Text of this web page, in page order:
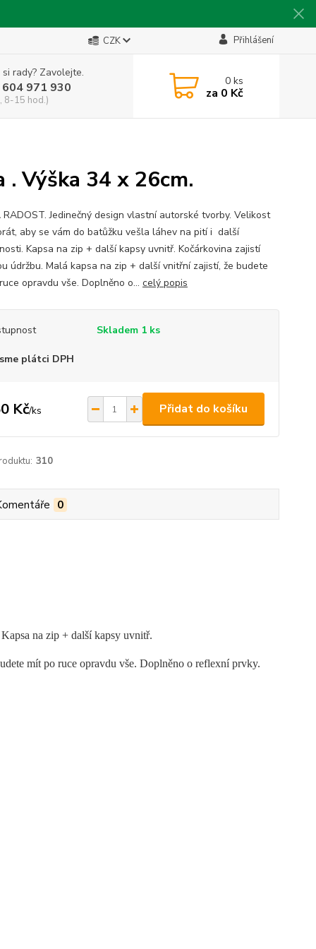
CZK Přihlášení
rady? Zavolejte.
971 930
8-15 hod.)
0ks
za 0 Kč
Výška 34 x 26cm.
RADOST. Jedinečný design vlastní autorské tvorby. Velikost
aby se vám do batůžku vešla láhev na pití i další
Kapsa na zip + další kapsy uvnitř. Kočárkovina zajistí
údržbu. Malá kapsa na zip + další vnitřní zajistí, že budete
opravdu vše. Doplněno o... celý popis
Skladem 1 ks
plátci DPH
Kč/ks Přidat do košíku
310
0
na zip + další kapsy uvnitř.
mít po ruce opravdu vše. Doplněno o reflexní prvky.